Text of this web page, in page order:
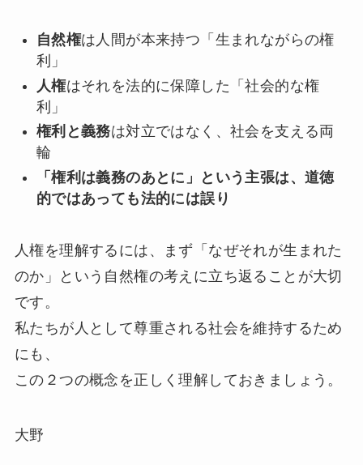
自然権は人間が本来持つ「生まれながらの権
利」
人権はそれを法的に保障した「社会的な権
利」
権利と義務は対立ではなく、社会を支える両
輪
「権利は義務のあとに」という主張は、道徳
的ではあっても法的には誤り
人権を理解するには、まず「なぜそれが生まれた
のか」という自然権の考えに立ち返ることが大切
です。
私たちが人として尊重される社会を維持するため
にも、
この２つの概念を正しく理解しておきましょう。
大野